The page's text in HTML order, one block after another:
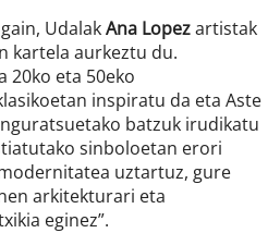
UdalakAna Lopezartistak
kartela aurkeztu du.
20ko eta 50eko
inspiratu da eta Aste
batzuk irudikatu
sinboloetan erori
uztartuz, gure
arkitekturari eta
eginez”.